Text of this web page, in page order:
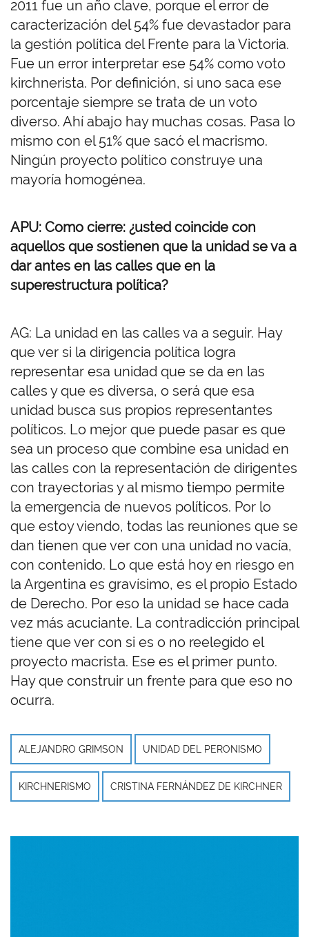
2011 fue un año clave, porque el error de
caracterización del 54% fue devastador para
la gestión política del Frente para la Victoria.
Fue un error interpretar ese 54% como voto
kirchnerista. Por definición, si uno saca ese
porcentaje siempre se trata de un voto
diverso. Ahí abajo hay muchas cosas. Pasa lo
mismo con el 51% que sacó el macrismo.
Ningún proyecto político construye una
mayoría homogénea.
APU: Como cierre: ¿usted coincide con
aquellos que sostienen que la unidad se va a
dar antes en las calles que en la
superestructura política?
AG: La unidad en las calles va a seguir. Hay
que ver si la dirigencia política logra
representar esa unidad que se da en las
calles y que es diversa, o será que esa
unidad busca sus propios representantes
políticos. Lo mejor que puede pasar es que
sea un proceso que combine esa unidad en
las calles con la representación de dirigentes
con trayectorias y al mismo tiempo permite
la emergencia de nuevos políticos. Por lo
que estoy viendo, todas las reuniones que se
dan tienen que ver con una unidad no vacía,
con contenido. Lo que está hoy en riesgo en
la Argentina es gravísimo, es el propio Estado
de Derecho. Por eso la unidad se hace cada
vez más acuciante. La contradicción principal
tiene que ver con si es o no reelegido el
proyecto macrista. Ese es el primer punto.
Hay que construir un frente para que eso no
ocurra.
ALEJANDRO GRIMSON UNIDAD DEL PERONISMO
KIRCHNERISMO CRISTINA FERNÁNDEZ DE KIRCHNER